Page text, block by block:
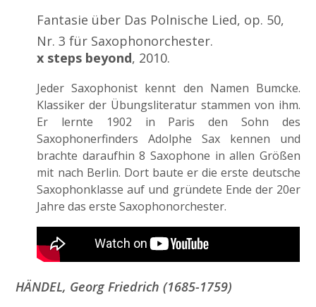
Fantasie über Das Polnische Lied, op. 50,
Nr. 3 für Saxophonorchester.
x steps beyond, 2010.
Jeder Saxophonist kennt den Namen Bumcke.
Klassiker der Übungsliteratur stammen von ihm.
Er lernte 1902 in Paris den Sohn des
Saxophonerfinders Adolphe Sax kennen und
brachte daraufhin 8 Saxophone in allen Größen
mit nach Berlin. Dort baute er die erste deutsche
Saxophonklasse auf und gründete Ende der 20er
Jahre das erste Saxophonorchester.
HÄNDEL, Georg Friedrich (1685-1759)